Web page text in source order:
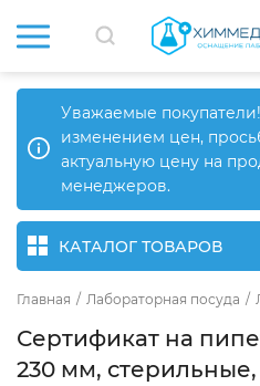
Уважаемые
изменением цен,
актуальную цену на
менеджеров.
КАТАЛОГ ТОВАРОВ
Главная / Лабораторная посуда /
Сертификат на
230 мм, стерильные,